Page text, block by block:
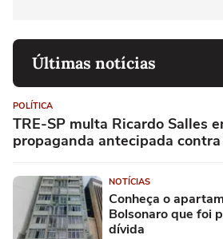
Últimas notícias
POLÍTICA
TRE-SP multa Ricardo Salles
propaganda antecipada
NOTÍCIAS
Conheça o
Bolsonaro que foi
dívida